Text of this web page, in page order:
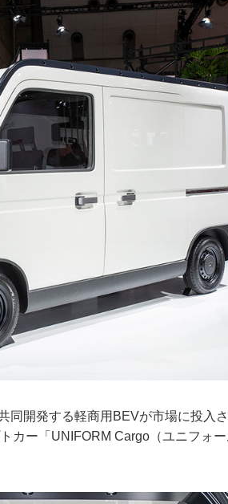
開発する軽商用BEVが市場に投入さ
カー「UNIFORM Cargo（ユニフォー